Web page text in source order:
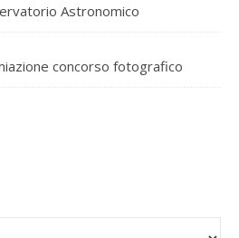
Astronomico
concorso fotografico